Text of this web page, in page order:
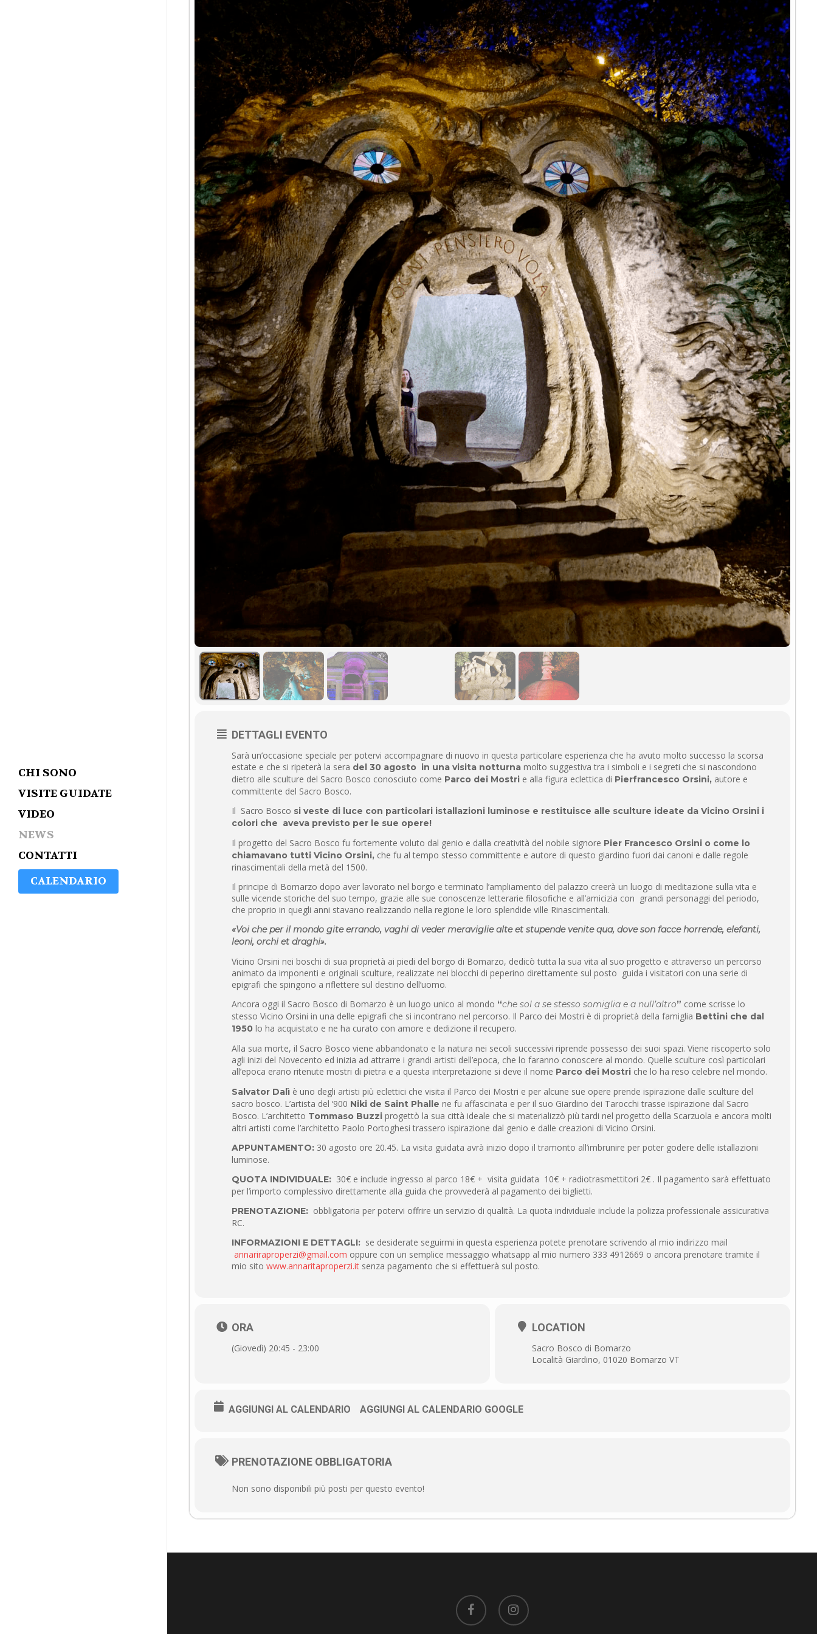
CHI SONO
VISITE GUIDATE
VIDEO
NEWS
CONTATTI
CALENDARIO
DETTAGLI EVENTO
Sarà un’occasione speciale per potervi accompagnare di nuovo in questa particolare esperienza che ha avuto molto successo la scorsa
estate e che si ripeterà la sera del 30 agosto in una visita notturnamolto suggestiva tra i simboli e i segreti che si nascondono
dietro alle sculture del Sacro Bosco conosciuto come Parco dei Mostrie alla figura eclettica di Pierfrancesco Orsini,autore e
committente del Sacro Bosco.
Il Sacro Bosco si veste di luce con particolari istallazioni luminose e restituisce alle sculture ideate da Vicino Orsini i
colori che aveva previsto per le sue opere!
Il progetto del Sacro Bosco fu fortemente voluto dal genio e dalla creatività del nobile signore Pier Francesco Orsini o come lo
chiamavano tutti Vicino Orsini, che fu al tempo stesso committente e autore di questo giardino fuori dai canoni e dalle regole
rinascimentali della metà del 1500.
Il principe di Bomarzo dopo aver lavorato nel borgo e terminato l’ampliamento del palazzo creerà un luogo di meditazione sulla vita e
sulle vicende storiche del suo tempo, grazie alle sue conoscenze letterarie filosofiche e all’amicizia con grandi personaggi del periodo,
che proprio in quegli anni stavano realizzando nella regione le loro splendide ville Rinascimentali.
«Voi che per il mondo gite errando, vaghi di veder meraviglie alte et stupende venite qua, dove son facce horrende, elefanti,
leoni, orchi et draghi».
Vicino Orsini nei boschi di sua proprietà ai piedi del borgo di Bomarzo, dedicò tutta la sua vita al suo progetto e attraverso un percorso
animato da imponenti e originali sculture, realizzate nei blocchi di peperino direttamente sul posto guida i visitatori con una serie di
epigrafi che spingono a riflettere sul destino dell’uomo.
Ancora oggi il Sacro Bosco di Bomarzo è un luogo unico al mondo “che sol a se stesso somiglia e a null’altro” come scrisse lo
stesso Vicino Orsini in una delle epigrafi che si incontrano nel percorso. Il Parco dei Mostri è di proprietà della famiglia Bettini che dal
1950lo ha acquistato e ne ha curato con amore e dedizione il recupero.
Alla sua morte, il Sacro Bosco viene abbandonato e la natura nei secoli successivi riprende possesso dei suoi spazi. Viene riscoperto solo
agli inizi del Novecento ed inizia ad attrarre i grandi artisti dell’epoca, che lo faranno conoscere al mondo. Quelle sculture così particolari
all’epoca erano ritenute mostri di pietra e a questa interpretazione si deve il nome Parco dei Mostriche lo ha reso celebre nel mondo.
Salvator Dalìè uno degli artisti più eclettici che visita il Parco dei Mostri e per alcune sue opere prende ispirazione dalle sculture del
sacro bosco. L’artista del ‘900 Niki de Saint Phalle ne fu affascinata e per il suo Giardino dei Tarocchi trasse ispirazione dal Sacro
Bosco. L’architetto Tommaso Buzziprogettò la sua città ideale che si materializzò più tardi nel progetto della Scarzuola e ancora molti
altri artisti come l’architetto Paolo Portoghesi trassero ispirazione dal genio e dalle creazioni di Vicino Orsini.
APPUNTAMENTO:30 agosto ore 20.45. La visita guidata avrà inizio dopo il tramonto all’imbrunire per poter godere delle istallazioni
luminose.
QUOTA INDIVIDUALE:30€ e include ingresso al parco 18€ + visita guidata 10€ + radiotrasmettitori 2€ . Il pagamento sarà effettuato
per l’importo complessivo direttamente alla guida che provvederà al pagamento dei biglietti.
PRENOTAZIONE: obbligatoria per potervi offrire un servizio di qualità. La quota individuale include la polizza professionale assicurativa
RC.
INFORMAZIONI E DETTAGLI:se desiderate seguirmi in questa esperienza potete prenotare scrivendo al mio indirizzo mail
annariraproperzi@gmail.com oppure con un semplice messaggio whatsapp al mio numero 333 4912669 o ancora prenotare tramite il
mio sito www.annaritaproperzi.itsenza pagamento che si effettuerà sul posto.
ORA
(Giovedì) 20:45 - 23:00
LOCATION
Sacro Bosco di Bomarzo
Località Giardino, 01020 Bomarzo VT
AGGIUNGI AL CALENDARIO AGGIUNGI AL CALENDARIO GOOGLE
PRENOTAZIONE OBBLIGATORIA
Non sono disponibili più posti per questo evento!
facebook instagram